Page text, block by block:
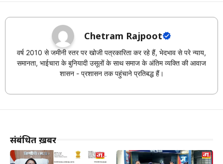
Chetram Rajpoot
वर्ष 2010 से जमीनी स्तर पर खोजी पत्रकारिता कर रहे हैं, भेदभाव से परे न्याय,
समानता, भाईचारा के बुनियादी उसूलों के साथ समाज के अंतिम व्यक्ति की आवाज
शासन - प्रशासन तक पहुंचाने प्रतिबद्ध हैं।
संबंधित ख़बरें